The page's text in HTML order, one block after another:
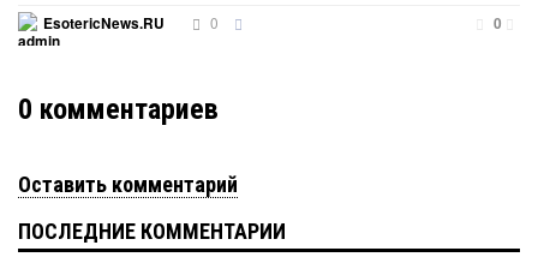
EsotericNews.RU
0 0
0 комментариев
Оставить комментарий
ПОСЛЕДНИЕ КОММЕНТАРИИ